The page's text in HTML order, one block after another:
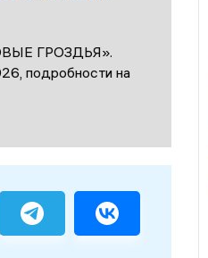
ГРОЗДЬЯ».
подробности на